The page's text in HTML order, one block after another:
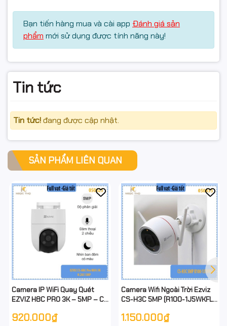
Bạn tiến hàng mua và cài app Đánh giá sản
phẩm mới sử dụng được tính năng này!
Tin tức
Tin tức!đang được cập nhật.
SẢN PHẨM LIÊN QUAN
Camera IP WiFi Quay Quét
EZVIZ H8C PRO 3K – 5MP – Có
& Đèn – Đàm Thoại 2 Chiều
920.000₫
Camera Wifi Ngoài Trời Ezviz
CS-H3C 5MP (R100-1J5WKFL)
Thoại 2 Chiều, Báo Động
1.150.000₫